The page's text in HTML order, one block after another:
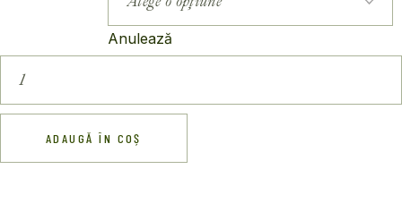
Anulează
ADAUGĂ ÎN COȘ